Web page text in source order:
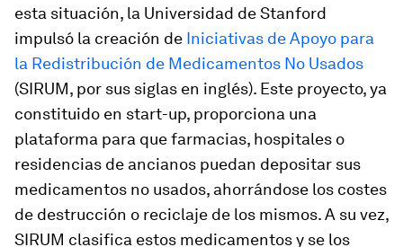
esta situación, la Universidad de Stanford
impulsó la creación de Iniciativas de Apoyo para
la Redistribución de Medicamentos No Usados
(SIRUM, por sus siglas en inglés). Este proyecto, ya
constituido en start-up, proporciona una
plataforma para que farmacias, hospitales o
residencias de ancianos puedan depositar sus
medicamentos no usados, ahorrándose los costes
de destrucción o reciclaje de los mismos. A su vez,
SIRUM clasifica estos medicamentos y se los